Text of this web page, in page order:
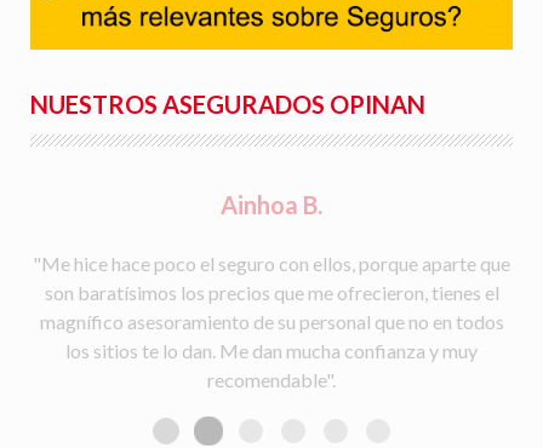
NUESTROS ASEGURADOS OPINAN
Rafael S.
"Facilidad para la tramitación de siniestros, seguimiento
del parte a la aseguradora, y rapidez en la gestión con la
peritación y demás trámites".